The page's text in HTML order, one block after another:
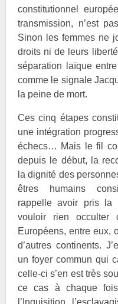
constitutionnel
transmission, n’est
Sinon les femmes ne
droits ni de leurs
séparation laïque
comme le signale
la peine de mort.
Ces cinq étapes
une intégration
échecs… Mais le fil
depuis le début, la
la dignité des
êtres humains
rappelle avoir pris la
vouloir rien occulter
Européens, entre eux,
d’autres continents.
un foyer commun qui
celle-ci s’en est très
ce cas à chaque
l’Inquisition,